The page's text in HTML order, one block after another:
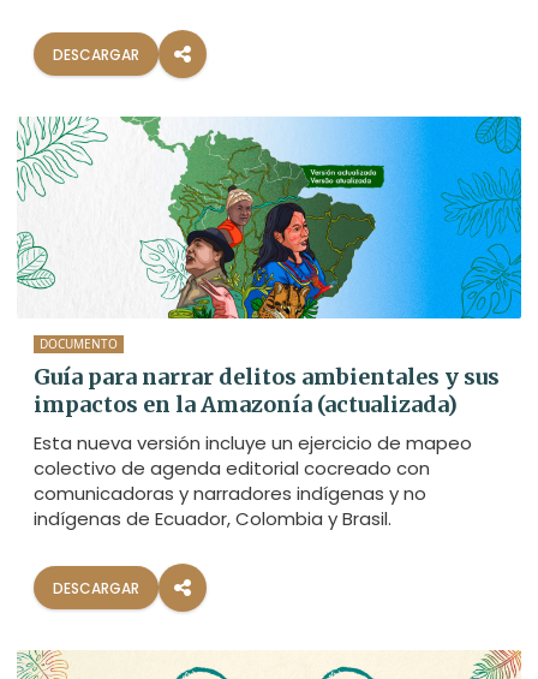
DESCARGAR
DOCUMENTO
Guía para narrar delitos ambientales y sus
impactos en la Amazonía (actualizada)
Esta nueva versión incluye un ejercicio de mapeo
colectivo de agenda editorial cocreado con
comunicadoras y narradores indígenas y no
indígenas de Ecuador, Colombia y Brasil.
DESCARGAR